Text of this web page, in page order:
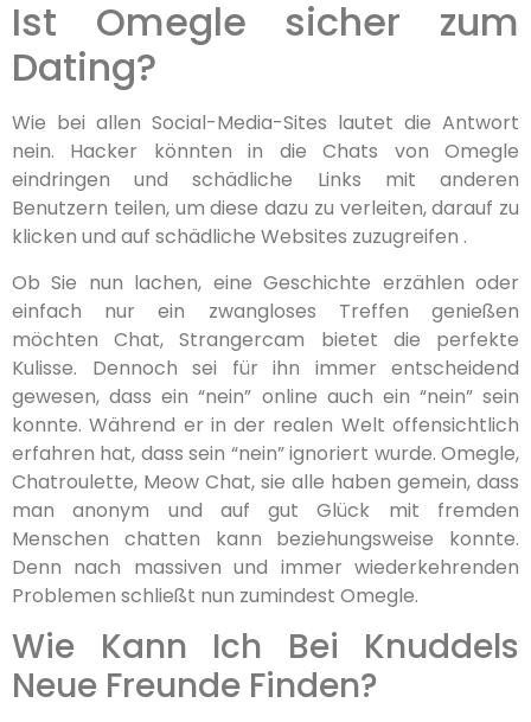
Ist Omegle sicher zum
Dating?
Wie bei allen Social-Media-Sites lautet die Antwort
nein. Hacker könnten in die Chats von Omegle
eindringen und schädliche Links mit anderen
Benutzern teilen, um diese dazu zu verleiten, darauf zu
klicken und auf schädliche Websites zuzugreifen .
Ob Sie nun lachen, eine Geschichte erzählen oder
einfach nur ein zwangloses Treffen genießen
möchten Chat, Strangercam bietet die perfekte
Kulisse. Dennoch sei für ihn immer entscheidend
gewesen, dass ein “nein” online auch ein “nein” sein
konnte. Während er in der realen Welt offensichtlich
erfahren hat, dass sein “nein” ignoriert wurde. Omegle,
Chatroulette, Meow Chat, sie alle haben gemein, dass
man anonym und auf gut Glück mit fremden
Menschen chatten kann beziehungsweise konnte.
Denn nach massiven und immer wiederkehrenden
Problemen schließt nun zumindest Omegle.
Wie Kann Ich Bei Knuddels
Neue Freunde Finden?